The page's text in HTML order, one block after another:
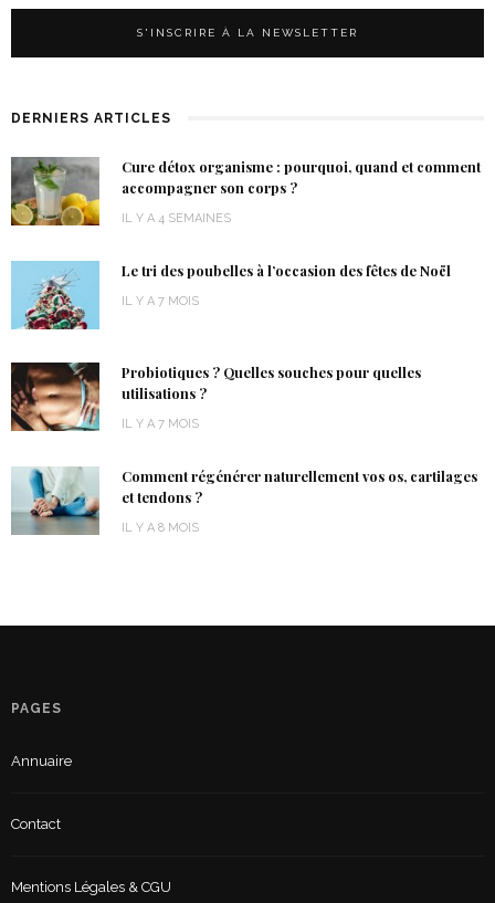
DERNIERS ARTICLES
Cure détox organisme : pourquoi, quand et comment
accompagner son corps ?
IL Y A 4 SEMAINES
Le tri des poubelles à l’occasion des fêtes de Noël
IL Y A 7 MOIS
Probiotiques ? Quelles souches pour quelles
utilisations ?
IL Y A 7 MOIS
Comment régénérer naturellement vos os, cartilages
et tendons ?
IL Y A 8 MOIS
PAGES
Annuaire
Contact
Mentions Légales & CGU